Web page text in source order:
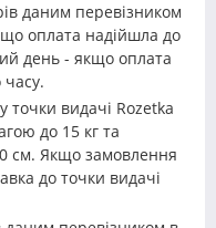
даним перевізником
оплата надійшла до
день - якщо оплата
часу.
точки видачі Rozetka
до 15 кг та
см. Якщо замовлення
до точки видачі